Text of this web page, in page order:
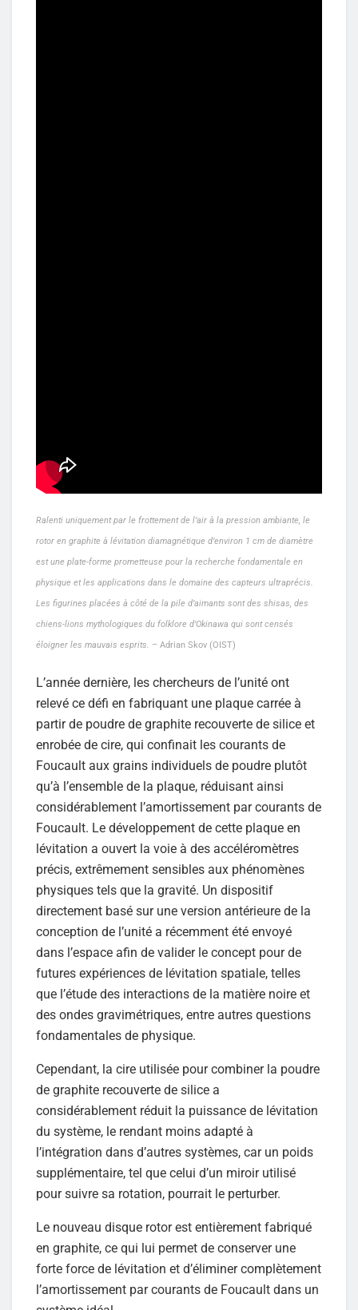
Ralenti uniquement par le frottement de l’air à la pression ambiante, le
rotor en graphite à lévitation diamagnétique d’environ 1 cm de diamètre
est une plate-forme prometteuse pour la recherche fondamentale en
physique et les applications dans le domaine des capteurs ultraprécis.
Les figurines placées à côté de la pile d’aimants sont des shisas, des
chiens-lions mythologiques du folklore d’Okinawa qui sont censés
éloigner les mauvais esprits. – Adrian Skov (OIST)
L’année dernière, les chercheurs de l’unité ont
relevé ce défi en fabriquant une plaque carrée à
partir de poudre de graphite recouverte de silice et
enrobée de cire, qui confinait les courants de
Foucault aux grains individuels de poudre plutôt
qu’à l’ensemble de la plaque, réduisant ainsi
considérablement l’amortissement par courants de
Foucault. Le développement de cette plaque en
lévitation a ouvert la voie à des accéléromètres
précis, extrêmement sensibles aux phénomènes
physiques tels que la gravité. Un dispositif
directement basé sur une version antérieure de la
conception de l’unité a récemment été envoyé
dans l’espace afin de valider le concept pour de
futures expériences de lévitation spatiale, telles
que l’étude des interactions de la matière noire et
des ondes gravimétriques, entre autres questions
fondamentales de physique.
Cependant, la cire utilisée pour combiner la poudre
de graphite recouverte de silice a
considérablement réduit la puissance de lévitation
du système, le rendant moins adapté à
l’intégration dans d’autres systèmes, car un poids
supplémentaire, tel que celui d’un miroir utilisé
pour suivre sa rotation, pourrait le perturber.
Le nouveau disque rotor est entièrement fabriqué
en graphite, ce qui lui permet de conserver une
forte force de lévitation et d’éliminer complètement
l’amortissement par courants de Foucault dans un